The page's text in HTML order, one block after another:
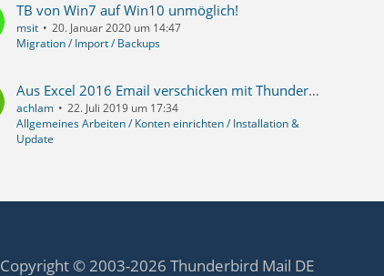
TB von Win7 auf Win10 unmöglich!
msit
20. Januar 2020 um 14:47
Migration / Import / Backups
Aus Excel 2016 Email verschicken mit ThunderbirdPortable
achlam
22. Juli 2019 um 17:34
Allgemeines Arbeiten / Konten einrichten / Installation &
Update
Copyright © 2003-2026 Thunderbird Mail DE